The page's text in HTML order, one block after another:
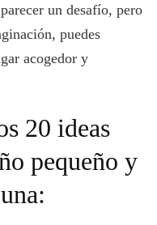
Baño
Pequeño
un desafío, pero
puedes
acogedor y
20 ideas
pequeño y